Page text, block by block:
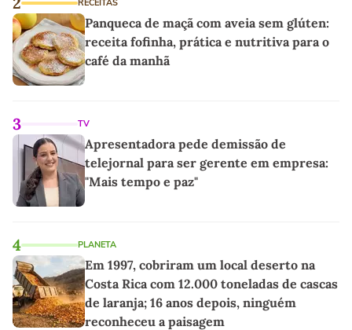
RECEITAS
Panqueca de maçã com aveia sem glúten:
receita fofinha, prática e nutritiva para o
café da manhã
3 TV
Apresentadora pede demissão de
telejornal para ser gerente em empresa:
"Mais tempo e paz"
4 PLANETA
Em 1997, cobriram um local deserto na
Costa Rica com 12.000 toneladas de cascas
de laranja; 16 anos depois, ninguém
reconheceu a paisagem